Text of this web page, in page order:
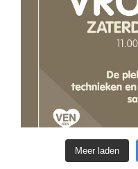
Meer laden